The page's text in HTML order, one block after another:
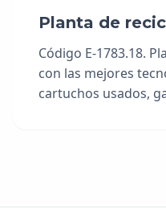
Planta de
Código E-1783.18.
con las mejores
cartuchos usados,